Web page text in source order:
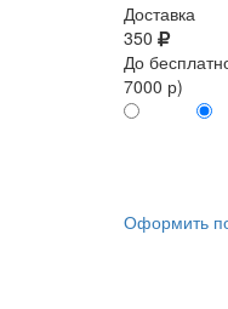
Доставка
350
До
7000 р)
Оформить